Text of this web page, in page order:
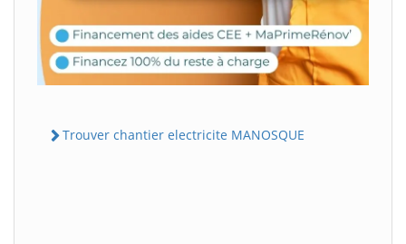
Trouver chantier electricite MANOSQUE